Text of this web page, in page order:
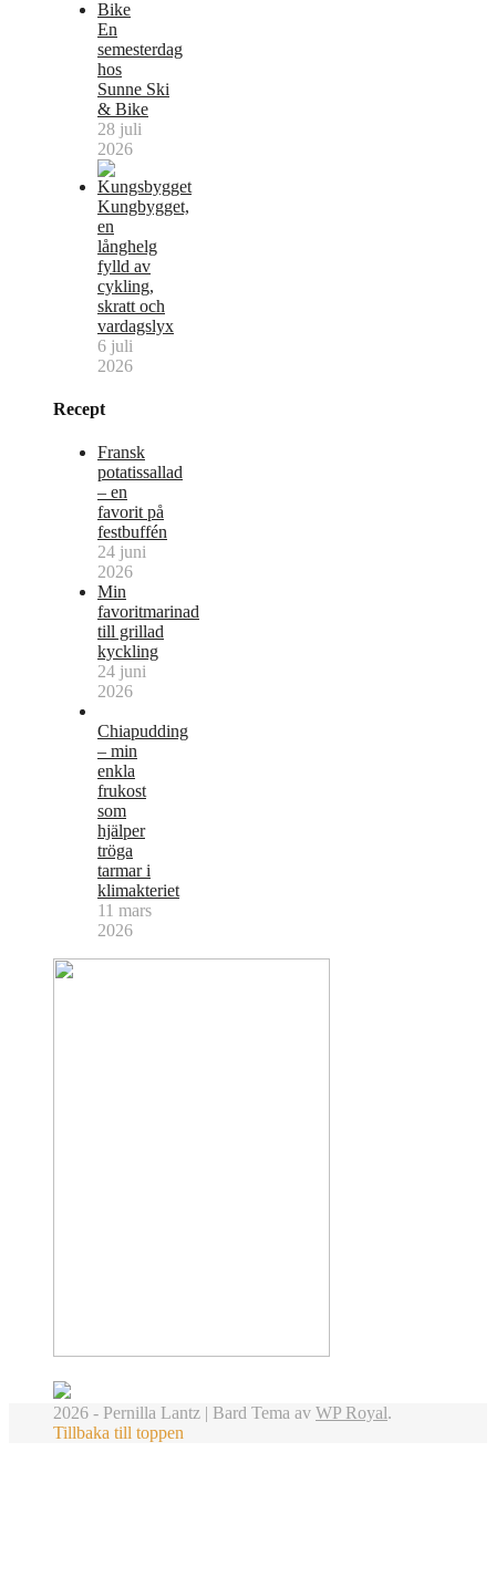
En
semesterdag
hos
Sunne Ski
& Bike
28 juli
2026
Kungbygget,
en
långhelg
fylld av
cykling,
skratt och
vardagslyx
6 juli
2026
Recept
Fransk
potatissallad
– en
favorit på
festbuffén
24 juni
2026
Min
favoritmarinad
till grillad
kyckling
24 juni
2026
Chiapudding
– min
enkla
frukost
som
hjälper
tröga
tarmar i
klimakteriet
11 mars
2026
2026 - Pernilla Lantz | Bard Tema av WP Royal.
Tillbaka till toppen